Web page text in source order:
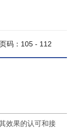
, 页码：105 - 112
效果的认可和接